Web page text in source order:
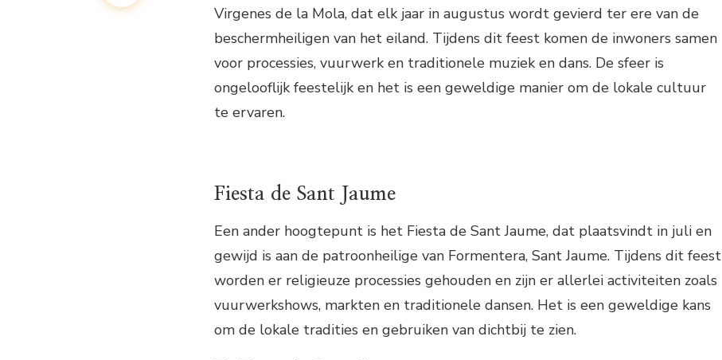
Virgenes de la Mola, dat elk jaar in augustus wordt gevierd ter ere van de
beschermheiligen van het eiland. Tijdens dit feest komen de inwoners samen
voor processies, vuurwerk en traditionele muziek en dans. De sfeer is
ongelooflijk feestelijk en het is een geweldige manier om de lokale cultuur
te ervaren.
Fiesta de Sant Jaume
Een ander hoogtepunt is het Fiesta de Sant Jaume, dat plaatsvindt in juli en
gewijd is aan de patroonheilige van Formentera, Sant Jaume. Tijdens dit feest
worden er religieuze processies gehouden en zijn er allerlei activiteiten zoals
vuurwerkshows, markten en traditionele dansen. Het is een geweldige kans
om de lokale tradities en gebruiken van dichtbij te zien.